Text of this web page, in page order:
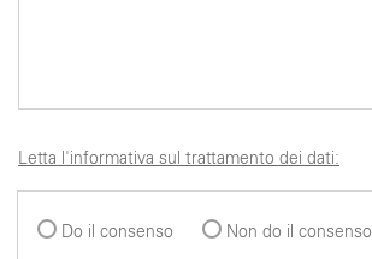
Letta l'informativa sul trattamento dei dati:
Do il consenso
Non do il consenso